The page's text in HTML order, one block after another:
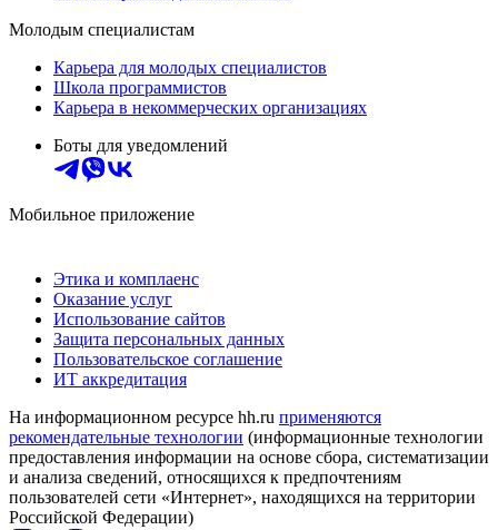
Молодым специалистам
Карьера для молодых специалистов
Школа программистов
Карьера в некоммерческих организациях
Боты для уведомлений
Мобильное приложение
Этика и комплаенс
Оказание услуг
Использование сайтов
Защита персональных данных
Пользовательское соглашение
ИТ аккредитация
На информационном ресурсе hh.ru применяются
рекомендательные технологии (информационные технологии
предоставления информации на основе сбора, систематизации
и анализа сведений, относящихся к предпочтениям
пользователей сети «Интернет», находящихся на территории
Российской Федерации)